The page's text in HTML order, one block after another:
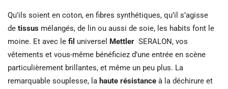
Qu’ils soient en coton, en fibres synthétiques, qu’il s’agisse
de tissus mélangés, de lin ou aussi de soie, les habits font le
moine. Et avec le fil universel Mettler SERALON, vos
vêtements et vous-même bénéficiez d’une entrée en scène
particulièrement brillantes, et même un peu plus. La
remarquable souplesse, la haute résistance à la déchirure et